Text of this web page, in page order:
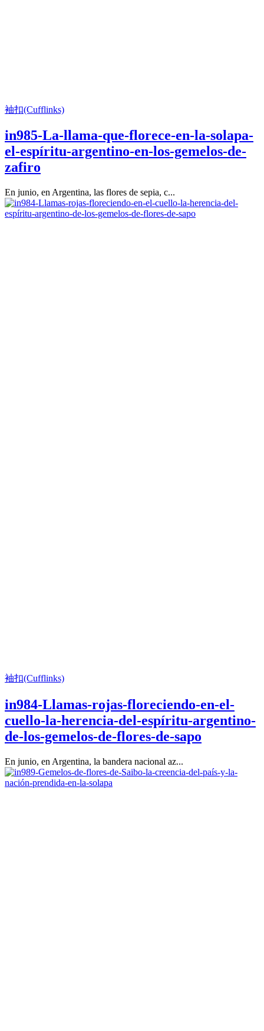
袖扣(Cufflinks)
in985-La-llama-que-florece-en-la-solapa-
el-espíritu-argentino-en-los-gemelos-de-
zafiro
En junio, en Argentina, las flores de sepia, c...
袖扣(Cufflinks)
in984-Llamas-rojas-floreciendo-en-el-
cuello-la-herencia-del-espíritu-argentino-
de-los-gemelos-de-flores-de-sapo
En junio, en Argentina, la bandera nacional az...